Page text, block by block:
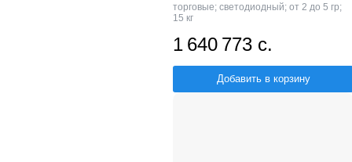
торговые; светодиодный; от 2 до 5 гр;
15 кг
1 640 773 с.
Добавить в корзину